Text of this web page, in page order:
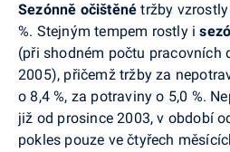
Sezónně očištěné tržby
%. Stejným tempem rostly i
(při shodném počtu pracovních
2005), přičemž tržby za
o 8,4 %, za potraviny o 5,0 %.
již od prosince 2003, v období
pokles pouze ve čtyřech